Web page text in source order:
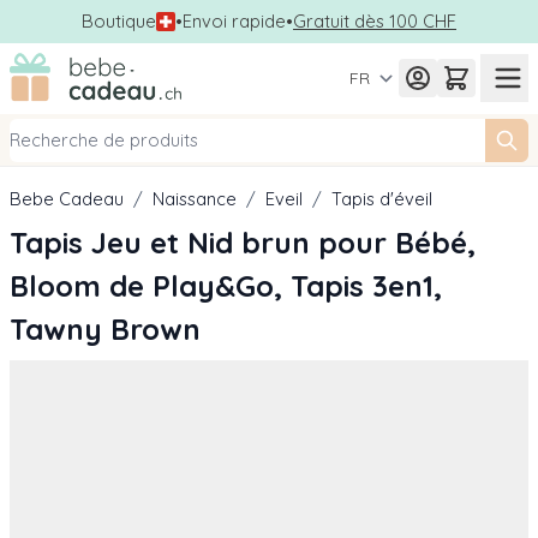
Boutique •Envoi rapide•Gratuit dès 100 CHF
Allez au contenu
FR
Bebe Cadeau / Naissance / Eveil / Tapis d'éveil
Tapis Jeu et Nid brun pour Bébé,
Bloom de Play&Go, Tapis 3en1,
Tawny Brown